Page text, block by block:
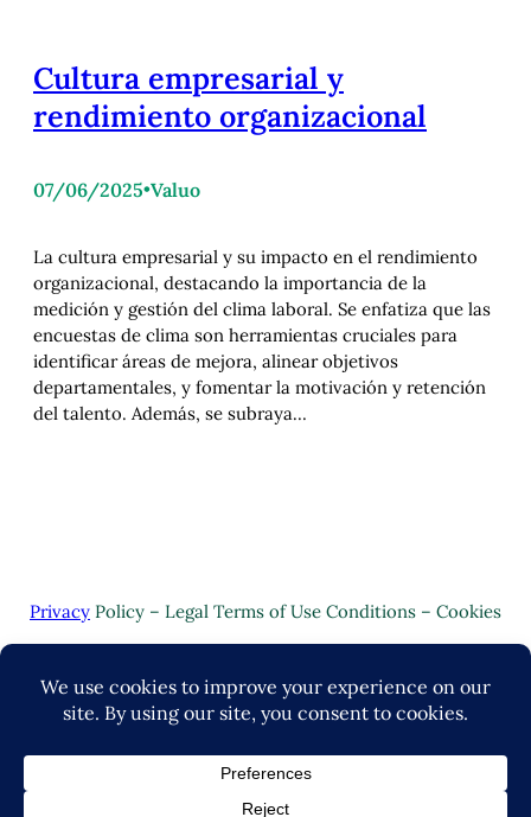
Cultura empresarial y
rendimiento organizacional
07/06/2025•Valuo
La cultura empresarial y su impacto en el rendimiento
organizacional, destacando la importancia de la
medición y gestión del clima laboral. Se enfatiza que las
encuestas de clima son herramientas cruciales para
identificar áreas de mejora, alinear objetivos
departamentales, y fomentar la motivación y retención
del talento. Además, se subraya…
Privacy Policy – Legal Terms of Use Conditions – Cookies